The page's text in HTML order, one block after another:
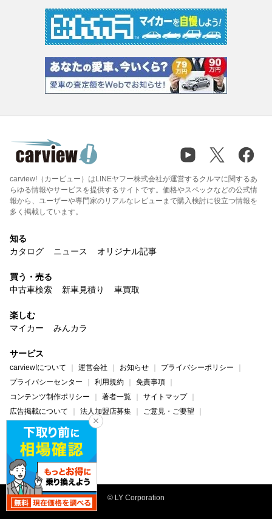
carview!（カービュー）はLINEヤフー株式会社が運営するクルマに関するあ
らゆる情報やサービスを提供するサイトです。価格やスペックなどの公式情
報から、ユーザーや専門家のリアルなレビューまで購入検討に役立つ情報を
多く掲載しています。
知る
カタログ
ニュース オリジナル記事
買う・売る
中古車検索
新車見積り 車買取
楽しむ
マイカー
みんカラ
サービス
carview!について 運営会社 お知らせ
プライバシーポリシー
プライバシーセンター
利用規約
免責事項
コンテンツ制作ポリシー
著者一覧
サイトマップ
広告掲載について
法人加盟店募集
ご意見・ご要望
ヘルプ・お問い合わせ
carview! Yahoo! JAPAN
© LY Corporation